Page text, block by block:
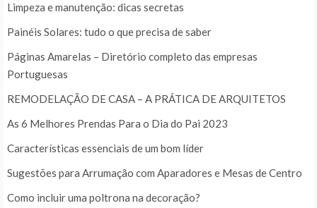
Limpeza e manutenção: dicas secretas
Painéis Solares: tudo o que precisa de saber
Páginas Amarelas – Diretório completo das empresas
Portuguesas
REMODELAÇÃO DE CASA – A PRÁTICA DE ARQUITETOS
As 6 Melhores Prendas Para o Dia do Pai 2023
Características essenciais de um bom líder
Sugestões para Arrumação com Aparadores e Mesas de Centro
Como incluir uma poltrona na decoração?